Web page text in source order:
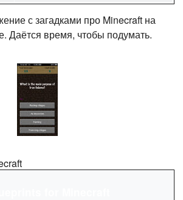
с загадками про Minecraft на
Даётся время, чтобы подумать.